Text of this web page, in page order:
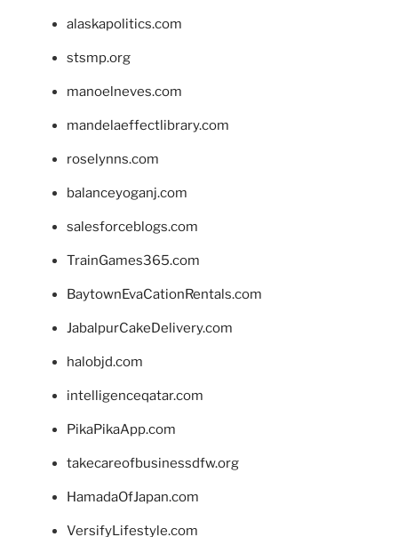
alaskapolitics.com
stsmp.org
manoelneves.com
mandelaeffectlibrary.com
roselynns.com
balanceyoganj.com
salesforceblogs.com
TrainGames365.com
BaytownEvaCationRentals.com
JabalpurCakeDelivery.com
halobjd.com
intelligenceqatar.com
PikaPikaApp.com
takecareofbusinessdfw.org
HamadaOfJapan.com
VersifyLifestyle.com